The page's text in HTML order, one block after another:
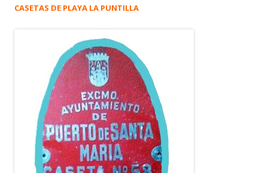
CASETAS DE PLAYA LA PUNTILLA